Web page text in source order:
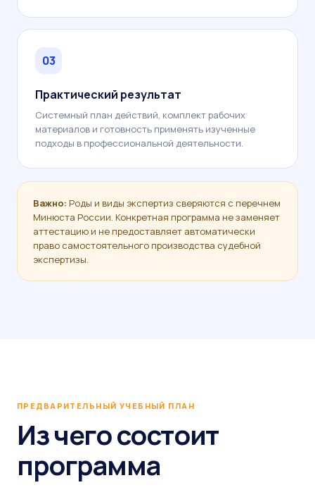
03
Практический результат
Системный план действий, комплект рабочих
материалов и готовность применять изученные
подходы в профессиональной деятельности.
Важно: Роды и виды экспертиз сверяются с перечнем
Минюста России. Конкретная программа не заменяет
аттестацию и не предоставляет автоматически
право самостоятельного производства судебной
экспертизы.
ПРЕДВАРИТЕЛЬНЫЙ УЧЕБНЫЙ ПЛАН
Из чего состоит
программа